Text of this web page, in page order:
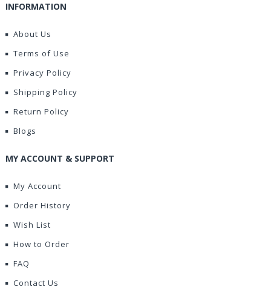
INFORMATION
About Us
Terms of Use
Privacy Policy
Shipping Policy
Return Policy
Blogs
MY ACCOUNT & SUPPORT
My Account
Order History
Wish List
How to Order
FAQ
Contact Us